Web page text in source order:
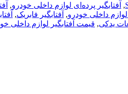
, آفتابگیر پرده‌ای لوازم داخلی خودرو,
داخلی خودرو, آفتابگیر فابریک,
یدکی, قیمت آفتابگیر لوازم داخلی